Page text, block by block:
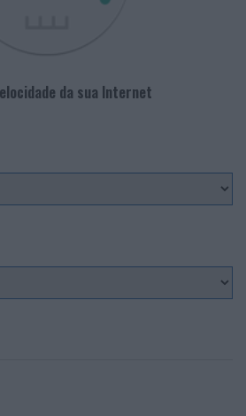
da sua Internet